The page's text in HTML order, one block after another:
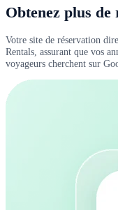
Obtenez plus de
Votre site de réservation
Rentals, assurant que vos
voyageurs cherchent sur